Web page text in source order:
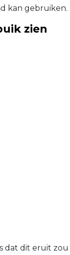
kan gebruiken.
zien
dat dit eruit zou